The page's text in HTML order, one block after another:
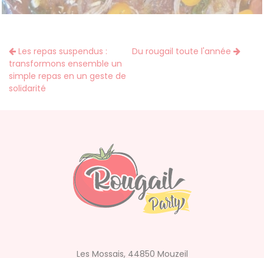
Les repas suspendus :
transformons ensemble un
simple repas en un geste de
solidarité
Du rougail toute l'année
Les Mossais, 44850 Mouzeil